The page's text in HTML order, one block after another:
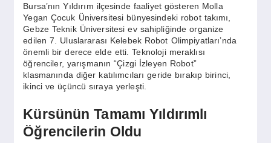
SPOR
YAŞAM
Bursa’nın Yıldırım ilçesinde faaliyet gösteren Molla
Yegan Çocuk Üniversitesi bünyesindeki robot takımı,
Gebze Teknik Üniversitesi ev sahipliğinde organize
edilen 7. Uluslararası Kelebek Robot Olimpiyatları’nda
önemli bir derece elde etti. Teknoloji meraklısı
öğrenciler, yarışmanın “Çizgi İzleyen Robot”
klasmanında diğer katılımcıları geride bırakıp birinci,
ikinci ve üçüncü sıraya yerleşti.
Kürsünün Tamamı Yıldırımlı
Öğrencilerin Oldu